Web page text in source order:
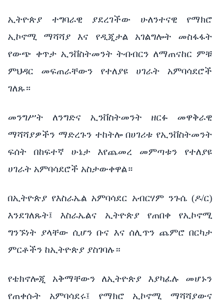
ኢትዮጵያ ተግባራዊ ያደረገችው ሁለንተናዊ የማክሮ
ኢኮኖሚ ማሻሻያ እና የዲጂታል አገልግሎት መስፋፋት
የውጭ ቀጥታ ኢንቨስትመንት ትብብርን ለማጠናከር ምቹ
ምህዳር መፍጠራቸውን የተለያዩ ሀገራት አምባሳደሮች
ገለጹ።
መንግሥት ለንግድና ኢንቨስትመንት ዘርፉ መዋቅራዊ
ማሻሻያዎችን ማድረጉን ተከትሎ በሀገሪቱ የኢንቨስትመንት
ፍሰት በከፍተኛ ሁኔታ እየጨመረ መምጣቱን የተለያዩ
ሀገራት አምባሳደሮች አስታውቀዋል።
በኢትዮጵያ የእስራኤል አምባሳደር አብርሃም ንጉሴ (ዶ/ር)
እንደገለጹት፤ እስራኤልና ኢትዮጵያ የጠበቀ የኢኮኖሚ
ግንኙነት ያላቸው ሲሆን ቡና እና ሰሊጥን ጨምሮ በርካታ
ምርቶችን ከኢትዮጵያ ያስገባሉ።
የቴክኖሎጂ አቅማቸውን ለኢትዮጵያ እያካፈሉ መሆኑን
የጠቀሱት አምባሳደሩ፤ የማክሮ ኢኮኖሚ ማሻሻያውና